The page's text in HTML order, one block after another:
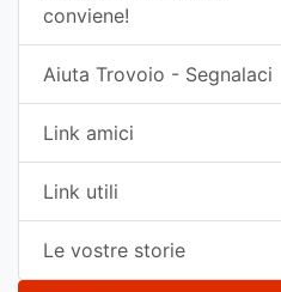
conviene!
Aiuta Trovoio - Segnalaci
Link amici
Link utili
Le vostre storie